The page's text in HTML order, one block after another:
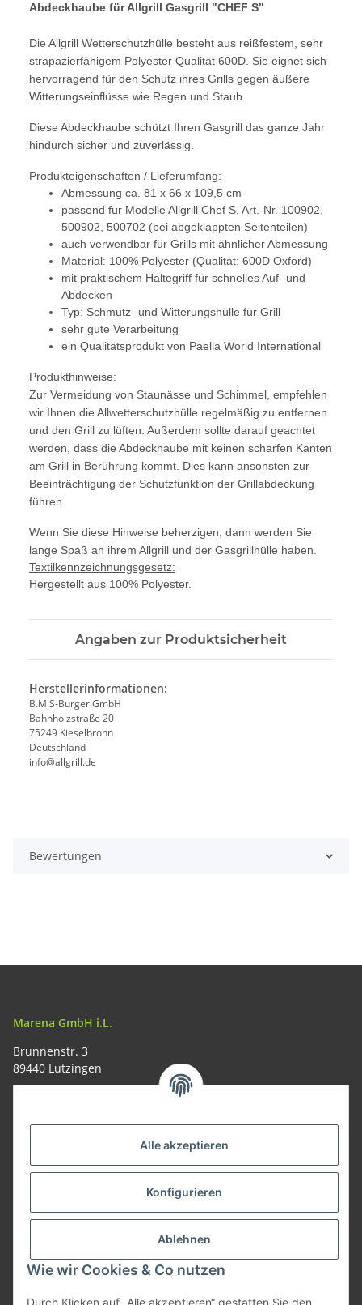
Alle akzeptieren
Konfigurieren
Ablehnen
Wie wir Cookies & Co nutzen
Durch Klicken auf „Alle akzeptieren“ gestatten Sie den
Abdeckhaube für Allgrill Gasgrill "CHEF S"
Die Allgrill Wetterschutzhülle besteht aus reißfestem, sehr
strapazierfähigem Polyester Qualität 600D. Sie eignet sich
hervorragend für den Schutz ihres Grills gegen äußere
Witterungseinflüsse wie Regen und Staub.
Diese Abdeckhaube schützt Ihren Gasgrill das ganze Jahr
hindurch sicher und zuverlässig.
Produkteigenschaften / Lieferumfang:
Abmessung ca. 81 x 66 x 109,5 cm
passend für Modelle Allgrill Chef S, Art.-Nr. 100902,
500902, 500702 (bei abgeklappten Seitenteilen)
auch verwendbar für Grills mit ähnlicher Abmessung
Material: 100% Polyester (Qualität: 600D Oxford)
mit praktischem Haltegriff für schnelles Auf- und
Abdecken
Typ: Schmutz- und Witterungshülle für Grill
sehr gute Verarbeitung
ein Qualitätsprodukt von Paella World International
Produkthinweise:
Zur Vermeidung von Staunässe und Schimmel, empfehlen
wir Ihnen die Allwetterschutzhülle regelmäßig zu entfernen
und den Grill zu lüften. Außerdem sollte darauf geachtet
werden, dass die Abdeckhaube mit keinen scharfen Kanten
am Grill in Berührung kommt. Dies kann ansonsten zur
Beeinträchtigung der Schutzfunktion der Grillabdeckung
führen.
Wenn Sie diese Hinweise beherzigen, dann werden Sie
lange Spaß an ihrem Allgrill und der Gasgrillhülle haben.
Textilkennzeichnungsgesetz:
Hergestellt aus 100% Polyester.
Angaben zur Produktsicherheit
Herstellerinformationen:
B.M.S-Burger GmbH
Bahnholzstraße 20
75249 Kieselbronn
Deutschland
info@allgrill.de
Bewertungen
Marena GmbH i.L.
Brunnenstr. 3
89440 Lutzingen